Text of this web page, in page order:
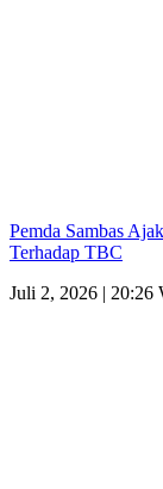
Pemda Sambas
Terhadap TBC
Juli 2, 2026 | 20:26